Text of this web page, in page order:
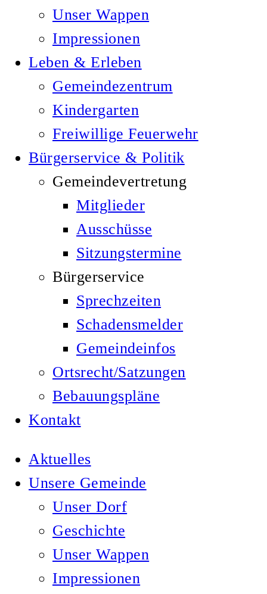
Unser Wappen
Impressionen
Leben & Erleben
Gemeindezentrum
Kindergarten
Freiwillige Feuerwehr
Bürgerservice & Politik
Gemeindevertretung
Mitglieder
Ausschüsse
Sitzungstermine
Bürgerservice
Sprechzeiten
Schadensmelder
Gemeindeinfos
Ortsrecht/Satzungen
Bebauungspläne
Kontakt
Aktuelles
Unsere Gemeinde
Unser Dorf
Geschichte
Unser Wappen
Impressionen